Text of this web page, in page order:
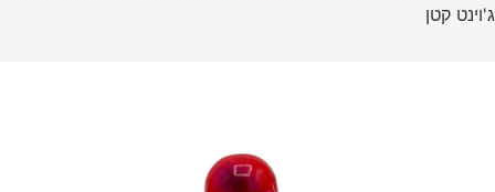
ג'וינט קטן